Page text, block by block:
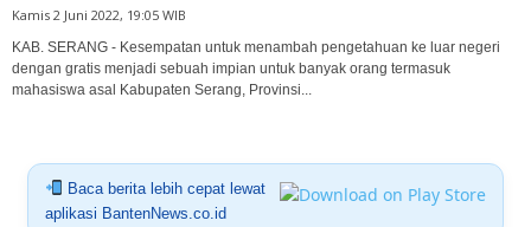
Kamis 2 Juni 2022, 19:05 WIB
KAB. SERANG - Kesempatan untuk menambah pengetahuan ke luar negeri
dengan gratis menjadi sebuah impian untuk banyak orang termasuk
mahasiswa asal Kabupaten Serang, Provinsi...
Baca berita lebih cepat lewat
aplikasi BantenNews.co.id